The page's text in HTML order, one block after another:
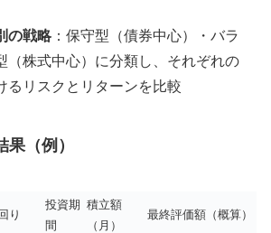
の戦略：保守型（債券中心）・バラ
（株式中心）に分類し、それぞれの
るリスクとリターンを比較
（例）
り
投資期
間
積立額
（月）
最終評価額（概算）